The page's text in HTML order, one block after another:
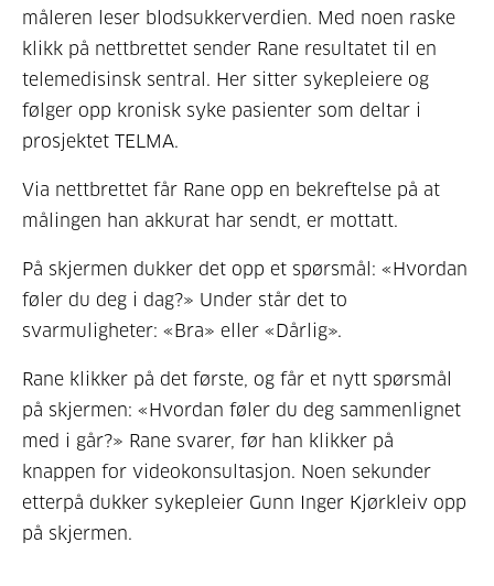
måleren leser blodsukkerverdien. Med noen raske
klikk på nettbrettet sender Rane resultatet til en
telemedisinsk sentral. Her sitter sykepleiere og
følger opp kronisk syke pasienter som deltar i
prosjektet TELMA.
Via nettbrettet får Rane opp en bekreftelse på at
målingen han akkurat har sendt, er mottatt.
På skjermen dukker det opp et spørsmål: «Hvordan
føler du deg i dag?» Under står det to
svarmuligheter: «Bra» eller «Dårlig».
Rane klikker på det første, og får et nytt spørsmål
på skjermen: «Hvordan føler du deg sammenlignet
med i går?» Rane svarer, før han klikker på
knappen for videokonsultasjon. Noen sekunder
etterpå dukker sykepleier Gunn Inger Kjørkleiv opp
på skjermen.